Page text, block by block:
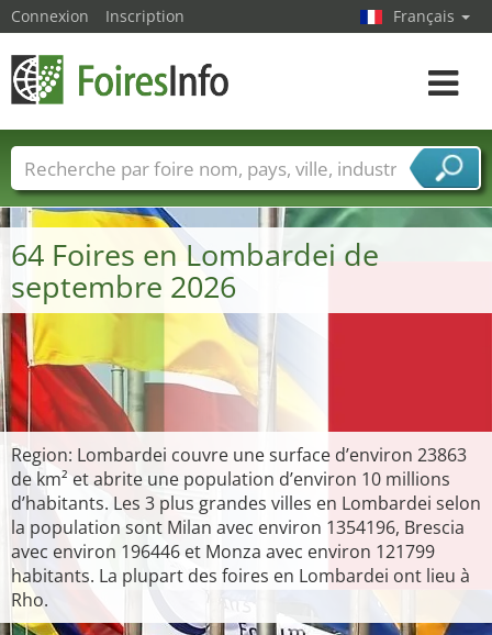
64 Foires en Lombardei de
septembre 2026
Region: Lombardei couvre une surface d’environ 23863
de km² et abrite une population d’environ 10 millions
d’habitants. Les 3 plus grandes villes en Lombardei selon
la population sont Milan avec environ 1354196, Brescia
avec environ 196446 et Monza avec environ 121799
habitants. La plupart des foires en Lombardei ont lieu à
Rho.
Connexion Inscription Français
Toggle
Foire noms Pays Villes
Secteurs de foire
Secteurs du fournisseur de services